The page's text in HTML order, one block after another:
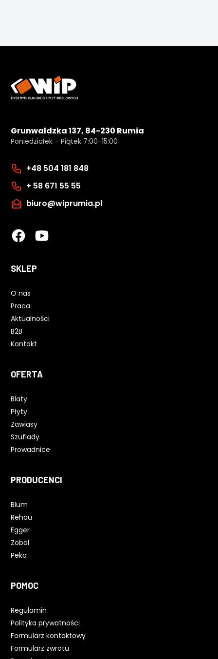
Grunwaldzka 137, 84-230 Rumia
Poniedziałek – Piątek 7:00-15:00
+48 504 181 848
+ 58 671 55 55
biuro@wiprumia.pl
SKLEP
O nas
Praca
Aktualności
B2B
Kontakt
OFERTA
Blaty
Płyty
Zawiasy
Szuflady
Prowadnice
PRODUCENCI
Blum
Rehau
Egger
Zobal
Peka
POMOC
Regulamin
Polityka prywatności
Formularz kontaktowy
Formularz zwrotu